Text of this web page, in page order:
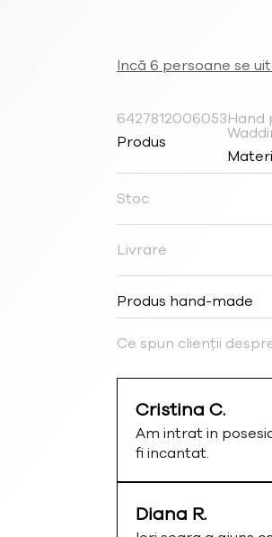
Incă 6 persoane se
6427812006053
Produs
Hand
Stoc
Livrare
Produs hand-made
Ce spun clienții
Cristina C.
Am intrat in
fi incantat.
Diana R.